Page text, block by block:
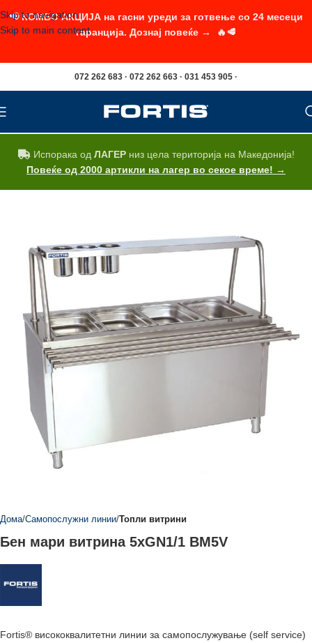
Skip to navigation
Skip to main content
072 262 683 · 072 262 663 · 031 453 905 ·
Испорака од ЛАГЕРниз цела територија на Македонија!
Повеќе од 2000 артикли на лагер во секое време! →
Дома Самопослужни линии Топли витрини
Бен мари витрина 5xGN1/1 BM5V
Fortis® висококвалитетни линии за самопослужување (self service)
📢 КОМБО АКЦИЈА на гасни уреди за готвење со 24 месеци
гаранција. Дознај повеќе → 🔥🥩